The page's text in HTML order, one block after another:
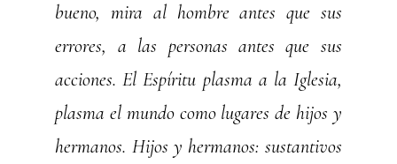
bueno, mira al hombre antes que sus
errores, a las personas antes que sus
acciones. El Espíritu plasma a la Iglesia,
plasma el mundo como lugares de hijos y
hermanos. Hijos y hermanos: sustantivos